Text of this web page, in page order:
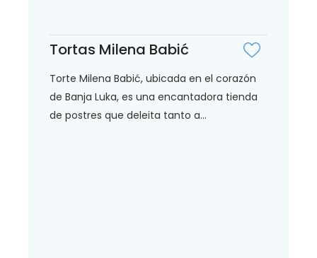
Tortas Milena Babić
Torte Milena Babić, ubicada en el corazón
de Banja Luka, es una encantadora tienda
de postres que deleita tanto a...